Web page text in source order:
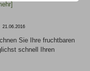
21.06.2016
Sie Ihre fruchtbaren
schnell Ihren